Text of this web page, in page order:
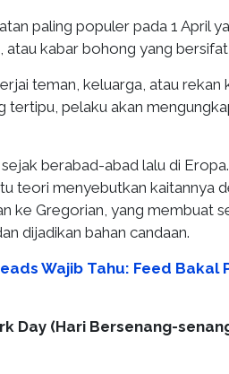
paling populer pada 1 April
kabar bohong yang
teman, keluarga, atau rekan
tertipu, pelaku akan
berabad-abad lalu di
teori menyebutkan kaitannya
ke Gregorian, yang membuat
dijadikan bahan candaan.
Wajib Tahu: Feed Bakal
Day (Hari Bersenang-